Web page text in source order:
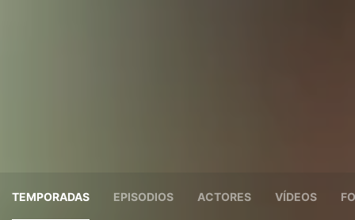
TEMPORADAS EPISODIOS ACTORES VÍDEOS